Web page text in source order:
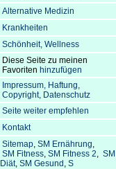
Alternative Medizin
Krankheiten
Schönheit, Wellness
Diese Seite zu meinen
Favoriten hinzufügen
Impressum, Haftung,
Copyright, Datenschutz
Seite weiter empfehlen
Kontakt
Sitemap, SM Ernährung,
SM Fitness, SM Fitness 2, SM
Diät, SM Gesund , S